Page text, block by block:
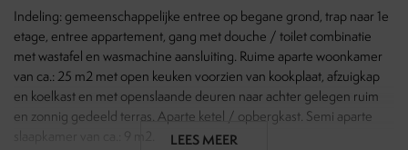
Indeling: gemeenschappelijke entree op begane grond, trap naar 1e
etage, entree appartement, gang met douche / toilet combinatie
met wastafel en wasmachine aansluiting. Ruime aparte woonkamer
van ca.: 25 m2 met open keuken voorzien van kookplaat, afzuigkap
en koelkast en met openslaande deuren naar achter gelegen ruim
en zonnig gedeeld terras. Aparte ketel / opbergkast. Semi aparte
slaapkamer van ca.: 9 m2.
LEES MEER